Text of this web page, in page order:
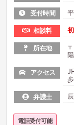
受付時間
相談料
所在地
アクセス
弁護士
電話受付可能